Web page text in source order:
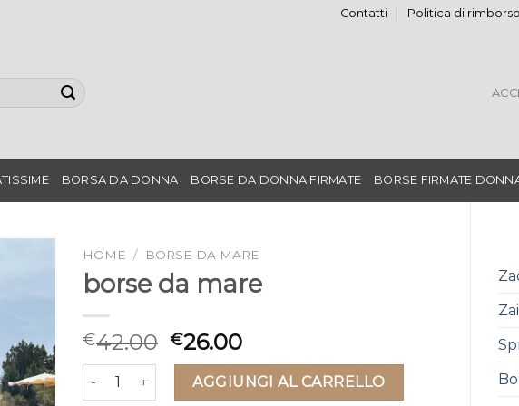
Contatti Politica di
BORSA DA DONNA BORSE DA DONNA FIRMATE BORSE FIRMATE
HOME / BORSE DA MARE
borse da mare
€42.00 €26.00
borse da mare quantitàAGGIUNGI AL CARRELLO